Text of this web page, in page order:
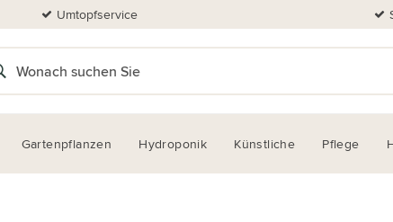
Umtopfservice
Gartenpflanzen Hydroponik Künstliche Pflege